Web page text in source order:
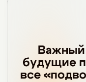
будущие
все